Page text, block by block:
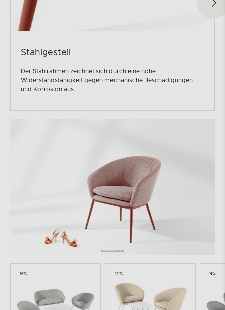
Stahlgestell
Der Stahlrahmen zeichnet sich durch eine hohe
Widerstandsfähigkeit gegen mechanische Beschädigungen
und Korrosion aus.
-9% -11% -9%